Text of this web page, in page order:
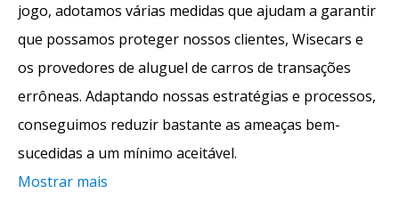
jogo, adotamos várias medidas que ajudam a garantir
que possamos proteger nossos clientes, Wisecars e
os provedores de aluguel de carros de transações
errôneas. Adaptando nossas estratégias e processos,
conseguimos reduzir bastante as ameaças bem-
sucedidas a um mínimo aceitável.
Mostrar mais